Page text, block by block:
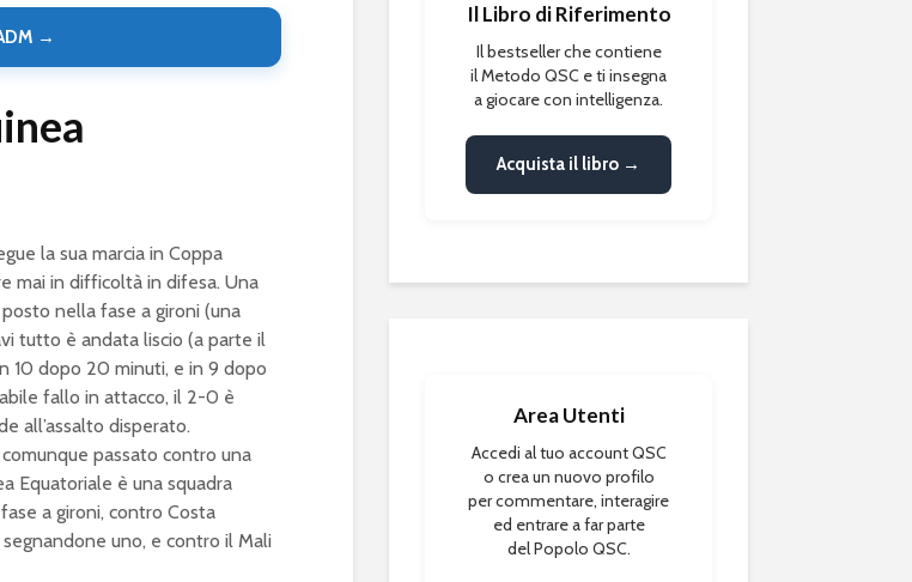
→
la sua marcia in Coppa
mai in difficoltà in difesa. Una
nella fase a gironi (una
tutto è andata liscio (a parte il
10 dopo 20 minuti, e in 9 dopo
fallo in attacco, il 2-0 è
all’assalto disperato.
passato contro una
Equatoriale è una squadra
a gironi, contro Costa
uno, e contro il Mali
Il Libro di Riferimento
Il bestseller che contiene
il Metodo QSC e ti insegna
a giocare con intelligenza.
Acquista il libro →
Area Utenti
Accedi al tuo account QSC
o crea un nuovo profilo
per commentare, interagire
ed entrare a far parte
del Popolo QSC.